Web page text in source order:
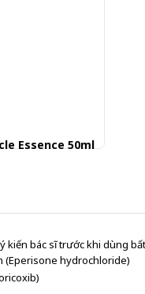
Essence 50ml
kiến bác sĩ trước khi dùng
(Eperisone hydrochloride)